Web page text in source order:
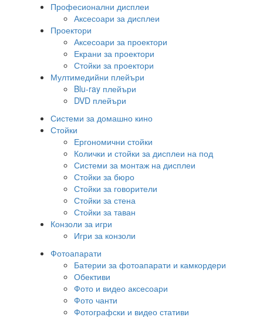
Професионални дисплеи
Аксесоари за дисплеи
Проектори
Аксесоари за проектори
Екрани за проектори
Стойки за проектори
Мултимедийни плейъри
Blu-ray плейъри
DVD плейъри
Системи за домашно кино
Стойки
Ергономични стойки
Колички и стойки за дисплеи на под
Системи за монтаж на дисплеи
Стойки за бюро
Стойки за говорители
Стойки за стена
Стойки за таван
Конзоли за игри
Игри за конзоли
Фотоапарати
Батерии за фотоапарати и камкордери
Обективи
Фото и видео аксесоари
Фото чанти
Фотографски и видео стативи